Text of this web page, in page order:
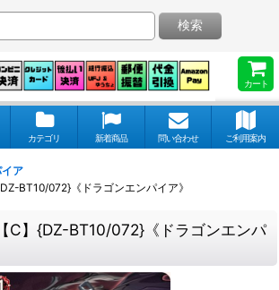
カート
検索
カテゴリ 新着商品 問い合わせ ご利用案内
イア
BT10/072}《ドラゴンエンパイア》
C】{DZ-BT10/072}《ドラゴンエンパ